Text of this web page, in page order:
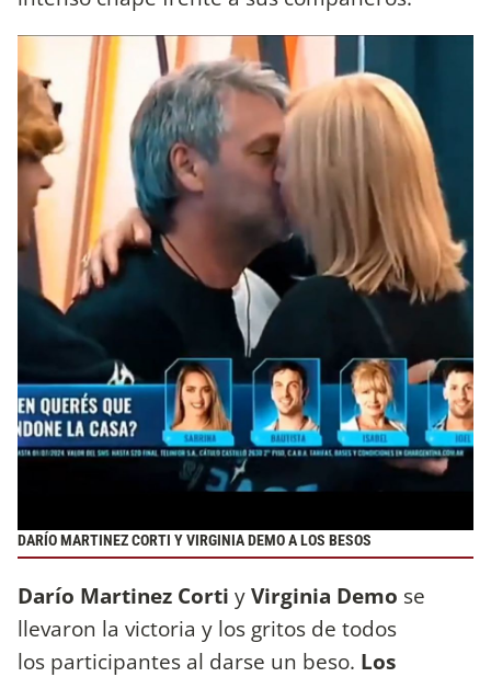
DARÍO MARTINEZ CORTI Y VIRGINIA DEMO A LOS BESOS
Darío Martinez Corti yVirginia Demo se
llevaron la victoria y los gritos de todos
los participantes al darse un beso. Los